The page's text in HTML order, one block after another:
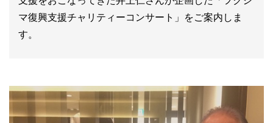
マ復興支援チャリティーコンサート」をご案内しま
す。